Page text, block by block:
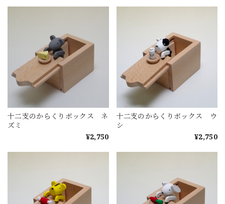
十二支のからくりボックス ネ
ズミ
¥2,750
十二支のからくりボックス ウ
シ
¥2,750